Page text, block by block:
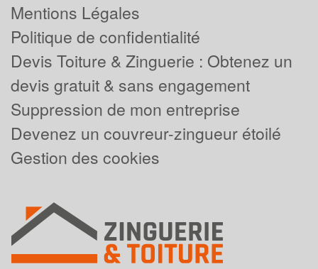
Mentions Légales
Politique de confidentialité
Devis Toiture & Zinguerie : Obtenez un
devis gratuit & sans engagement
Suppression de mon entreprise
Devenez un couvreur-zingueur étoilé
Gestion des cookies